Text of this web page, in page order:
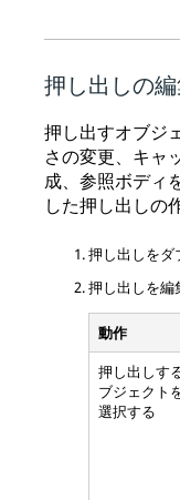
押し出しの
押し出すオブジ
さの変更、キャ
成、参照ボディ
した押し出しの
押し出しをダ
押し出しを編
動作
押し出しす
ブジェクト
選択する